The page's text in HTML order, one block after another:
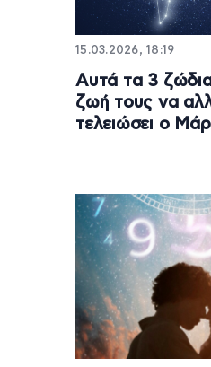
15.03.2026, 18:19
Αυτά τα 3
ζωή τους να
τελειώσει ο